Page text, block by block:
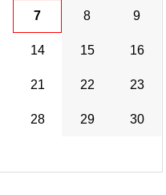
7 8 9
14 15 16
21 22 23
28 29 30